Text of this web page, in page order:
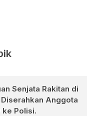
Senjata Rakitan di
Anggota
ke Polisi.